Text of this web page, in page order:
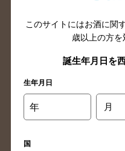
島根県のバー検索
高知県のバー検
長崎県のバー検索
大分県のバー検索
このサイトにはお酒に関
歳以上の方を
誕生年月日を
生年月日
年 月
国